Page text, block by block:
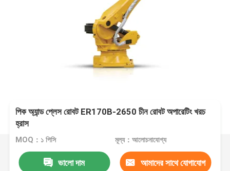
পিক অ্যান্ড প্লেস রোবট ER170B-2650 চীন রোবট অপারেটিং খরচ
হ্রাস
MOQ：১ পিসি মূল্য：আলোচনাযোগ্য
ভালো দাম আমাদের সাথে যোগাযোগ